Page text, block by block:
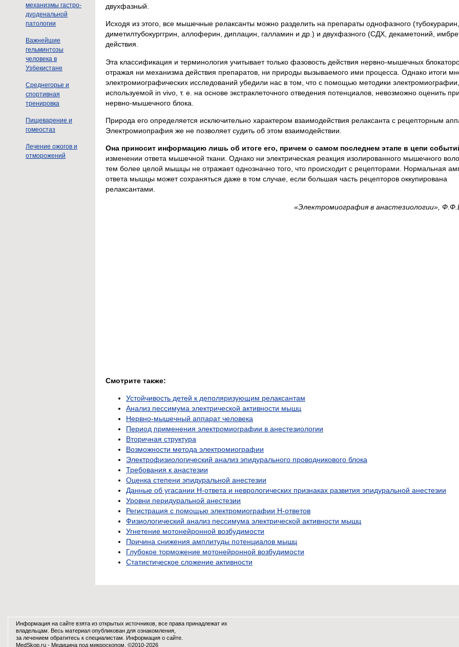
механизмы гастро-
дуоденальной
патологии
Важнейшие
гельминтозы
человека в
Узбекистане
Среднегорье и
спортивная
тренировка
Пищеварение и
гомеостаз
Лечение ожогов и
отморожений
двухфазный.
Исходя из этого, все мышечные релаксанты можно разделить на препараты однофазного
диметилтубокурггрин, аллоферин, диплацин, галламин и др.) и двухфазного (СДХ, декаметоний,
действия.
Эта классификация и терминология учитывает только фазовость действия нервно-мышечных
отражая ни механизма действия препаратов, ни природы вызываемого ими процесса. Однако итоги
электромиографических исследований убедили нас в том, что с помощью методики электромиографии,
используемой in vivo, т. е. на основе экстраклеточного отведения потенциалов, невозможно оценить
нервно-мышечного блока.
Природа его определяется исключительно характером взаимодействия релаксанта с рецепторным
Электромиопрафия же не позволяет судить об этом взаимодействии.
Она приносит информацию лишь об итоге его, причем о самом последнем этапе в цепи
изменении ответа мышечной ткани. Однако ни электрическая реакция изолированного мышечного
тем более целой мышцы не отражает однозначно того, что происходит с рецепторами. Нормальная
ответа мышцы может сохраняться даже в том случае, если большая часть рецепторов оккупирована
релаксантами.
«Электромиография в анастезиологии»,
Смотрите также:
Устойчивость детей к деполяризующим релаксантам
Анализ пессимума электрической активности мышц
Нервно-мышечный аппарат человека
Период применения электромиографии в анестезиологии
Вторичная структура
Возможности метода электромиографии
Электрофизиологический анализ эпидурального проводникового блока
Требования к анастезии
Оценка степени эпидуральной анестезии
Данные об угасании Н-ответа и неврологических признаках развития эпидуральной анестезии
Уровни перидуральной анестезии
Регистрация с помощью электромиографии Н-ответов
Физиологический анализ пессимума электрической активности мышц
Угнетение мотонейронной возбудимости
Причина снижения амплитуды потенциалов мышц
Глубокое торможение мотонейронной возбудимости
Статистическое сложение активности
Информация на сайте взята из открытых источников, все права принадлежат их
владельцам. Весь материал опубликован для ознакомления,
за лечением обратитесь к специалистам. Информация о сайте
MedSkop.ru - Медицина под микроскопом. ©2010-2026